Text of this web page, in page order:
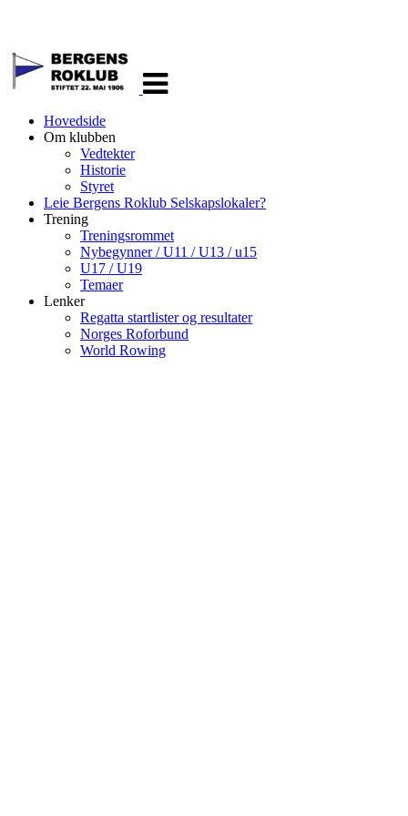
navigasjon
Hovedside
Om klubben
Vedtekter
Historie
Styret
Leie Bergens Roklub Selskapslokaler?
Trening
Treningsrommet
Nybegynner / U11 / U13 / u15
U17 / U19
Temaer
Lenker
Regatta startlister og resultater
Norges Roforbund
World Rowing